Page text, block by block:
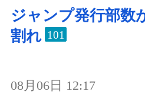
ジャンプ発行部数
割れ 101
08月06日 12:17